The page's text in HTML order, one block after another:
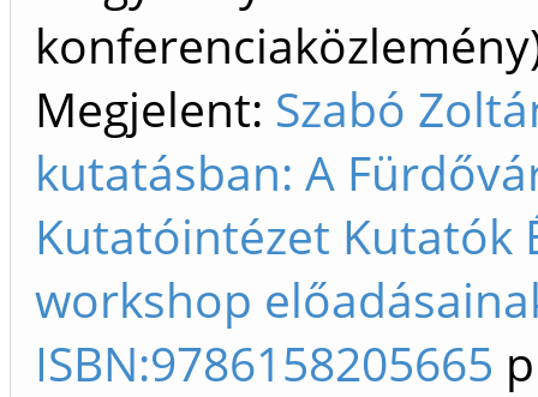
Megjelent: Szabó
kutatásban: A
Kutatóintézet Kutatók
workshop
ISBN:9786158205665